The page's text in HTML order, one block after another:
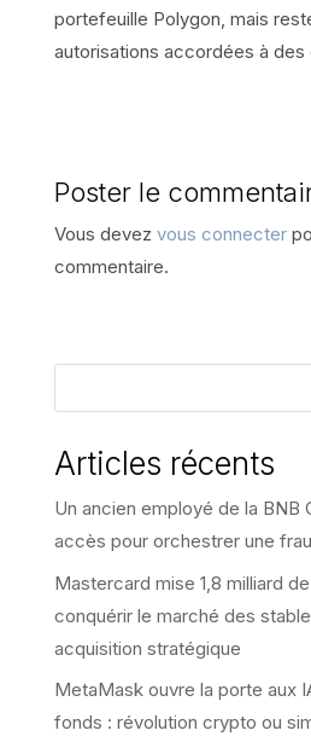
portefeuille Polygon, mais
autorisations accordées à
Poster le
Vous devez vous connecter
commentaire.
Articles récents
Un ancien employé de la BNB
accès pour orchestrer une
Mastercard mise 1,8 milliard
conquérir le marché des
acquisition stratégique
MetaMask ouvre la porte aux
fonds : révolution crypto ou